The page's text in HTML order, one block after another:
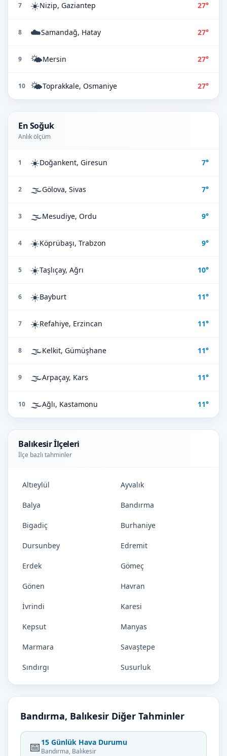
7 ☀️Nizip, Gaziantep 27°
8 ☁️Samandağ, Hatay 27°
9 🌤️Mersin 27°
10 🌤️Toprakkale, Osmaniye 27°
En Soğuk
Anlık ölçüm
1 ☀️Doğankent, Giresun 7°
2 🌫️Gölova, Sivas 7°
3 🌫️Mesudiye, Ordu 9°
4 ☀️Köprübaşı, Trabzon 9°
5 ☀️Taşlıçay, Ağrı 10°
6 ☀️Bayburt 11°
7 ☀️Refahiye, Erzincan 11°
8 🌫️Kelkit, Gümüşhane 11°
9 🌫️Arpaçay, Kars 11°
10 🌫️Ağlı, Kastamonu 11°
Balıkesir İlçeleri
İlçe bazlı tahminler
Altıeylül Ayvalık
Balya Bandırma
Bigadiç Burhaniye
Dursunbey Edremit
Erdek Gömeç
Gönen Havran
İvrindi Karesi
Kepsut Manyas
Marmara Savaştepe
Sındırgı Susurluk
Bandırma, Balıkesir Diğer Tahminler
📅 15 Günlük Hava Durumu
Bandırma, Balıkesir